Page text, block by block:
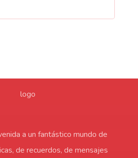
a un fantástico mundo de
de recuerdos, de mensajes